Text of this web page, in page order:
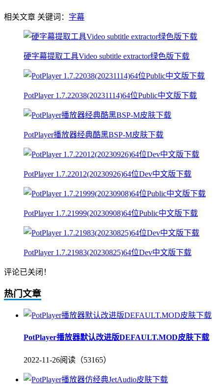
相关文章 关键词： 字幕
硬字幕提取工具Video subtitle extractor绿色版下载
PotPlayer 1.7.22038(20231114)64位Public中文版下载
PotPlayer播放器经典酷黑BSP-M皮肤下载
PotPlayer 1.7.22012(20230926)64位Dev中文版下载
PotPlayer 1.7.21999(20230908)64位Public中文版下载
PotPlayer 1.7.21983(20230825)64位Dev中文版下载
评论已关闭！
热门文章
PotPlayer播放器默认改进版DEFAULT.MOD皮肤下载
2022-11-26阅读（53165）